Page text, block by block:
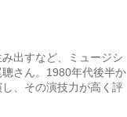
出すなど、ミュージシ
さん。1980年代後半か
、その演技力が高く評